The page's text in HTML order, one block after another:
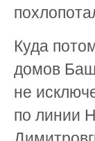
Куда
домов
не
по линии